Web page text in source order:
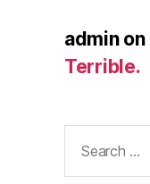
adminon
Terrible.
for: